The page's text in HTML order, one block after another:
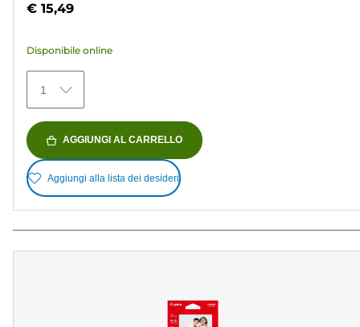
5
434
recensioni
€ 15,49
Disponibile online
1
AGGIUNGI AL CARRELLO
Aggiungi alla lista dei desideri